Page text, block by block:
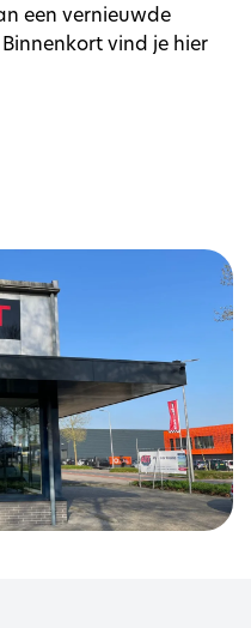
een vernieuwde
vind je hier